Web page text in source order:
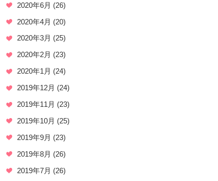
2020年6月 (26)
2020年4月 (20)
2020年3月 (25)
2020年2月 (23)
2020年1月 (24)
2019年12月 (24)
2019年11月 (23)
2019年10月 (25)
2019年9月 (23)
2019年8月 (26)
2019年7月 (26)